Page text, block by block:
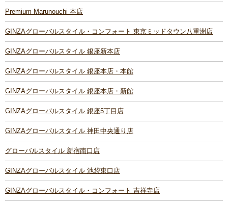
Premium Marunouchi 本店
GINZAグローバルスタイル・コンフォート 東京ミッドタウン八重洲店
GINZAグローバルスタイル 銀座新本店
GINZAグローバルスタイル 銀座本店・本館
GINZAグローバルスタイル 銀座本店・新館
GINZAグローバルスタイル 銀座5丁目店
GINZAグローバルスタイル 神田中央通り店
グローバルスタイル 新宿南口店
GINZAグローバルスタイル 池袋東口店
GINZAグローバルスタイル・コンフォート 吉祥寺店